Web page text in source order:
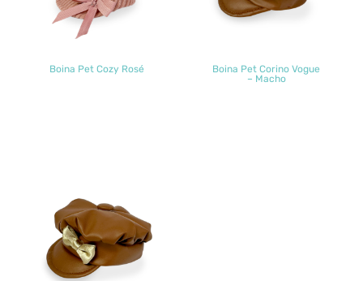
Boina Pet Cozy Rosé
Boina Pet Corino Vogue
– Macho